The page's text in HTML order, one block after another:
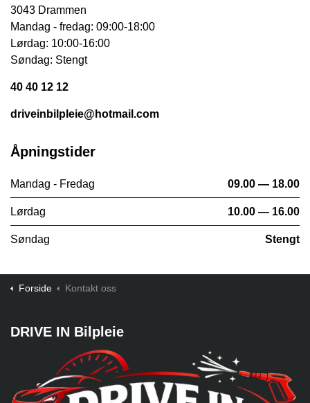
3043 Drammen
Mandag - fredag: 09:00-18:00
Lørdag: 10:00-16:00
Søndag: Stengt
40 40 12 12
driveinbilpleie@hotmail.com
Åpningstider
Mandag - Fredag 09.00 — 18.00
Lørdag 10.00 — 16.00
Søndag Stengt
Forside Kontakt oss
DRIVE IN Bilpleie